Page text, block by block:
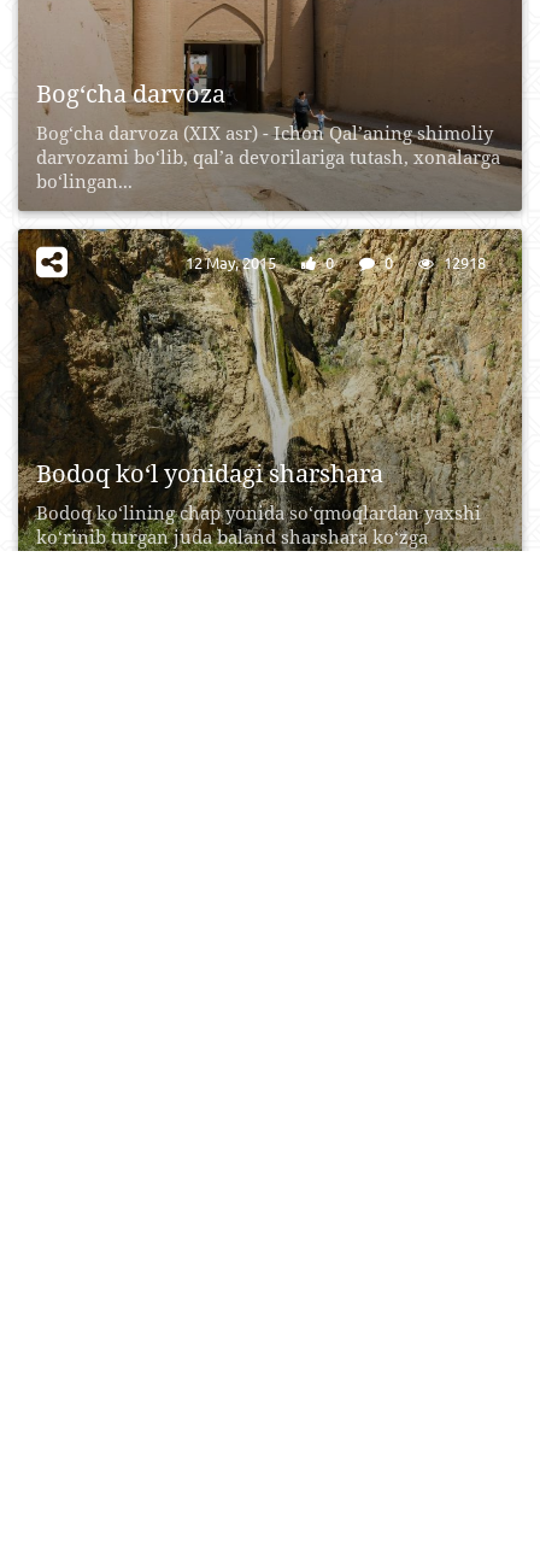
Bog‘cha darvoza
Bog‘cha darvoza (XIX asr) - Ichon Qal’aning shimoliy
darvozami bo‘lib, qal’a devorilariga tutash, xonalarga
bo‘lingan...
Bodoq ko‘l yonidagi sharshara
Bodoq ko‘lining chap yonida so‘qmoqlardan yaxshi
ko‘rinib turgan juda baland sharshara ko‘zga
12 May, 2015 0 0 12918